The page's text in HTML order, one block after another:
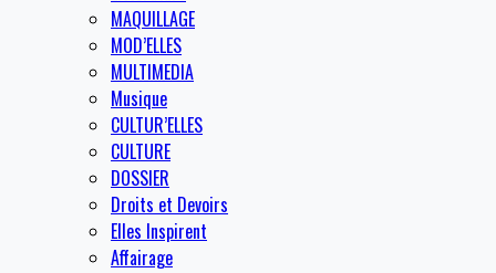
MAQUILLAGE
MOD’ELLES
MULTIMEDIA
Musique
CULTUR’ELLES
CULTURE
DOSSIER
Droits et Devoirs
Elles Inspirent
Affairage